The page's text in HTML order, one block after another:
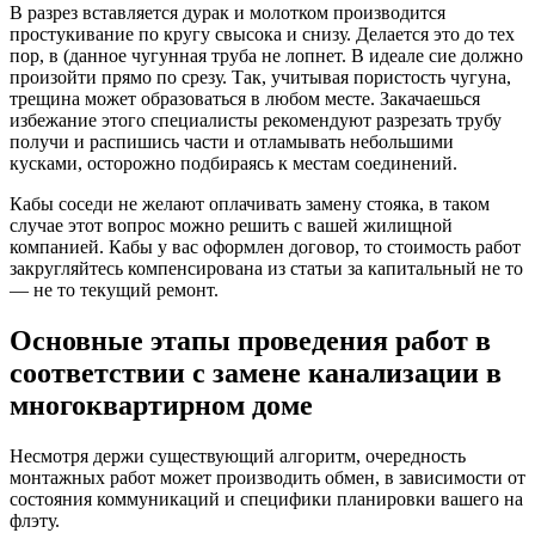
В разрез вставляется дурак и молотком производится
простукивание по кругу свысока и снизу. Делается это до тех
пор, в (данное чугунная труба не лопнет. В идеале сие должно
произойти прямо по срезу. Так, учитывая пористость чугуна,
трещина может образоваться в любом месте. Закачаешься
избежание этого специалисты рекомендуют разрезать трубу
получи и распишись части и отламывать небольшими
кусками, осторожно подбираясь к местам соединений.
Кабы соседи не желают оплачивать замену стояка, в таком
случае этот вопрос можно решить с вашей жилищной
компанией. Кабы у вас оформлен договор, то стоимость работ
закругляйтесь компенсирована из статьи за капитальный не то
— не то текущий ремонт.
Основные этапы проведения работ в
соответствии с замене канализации в
многоквартирном доме
Несмотря держи существующий алгоритм, очередность
монтажных работ может производить обмен, в зависимости от
состояния коммуникаций и специфики планировки вашего на
флэту.